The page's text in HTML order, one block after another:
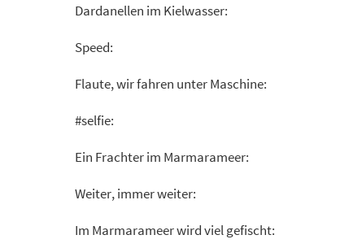
Dardanellen im Kielwasser:
Speed:
Flaute, wir fahren unter Maschine:
#selfie:
Ein Frachter im Marmarameer:
Weiter, immer weiter:
Im Marmarameer wird viel gefischt: